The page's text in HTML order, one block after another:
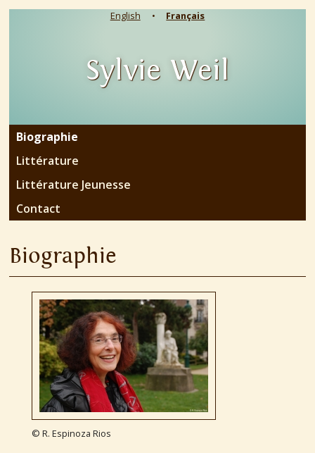
English Français
Sylvie Weil
Biographie
Littérature
Littérature Jeunesse
Contact
Biographie
© R. Espinoza Rios